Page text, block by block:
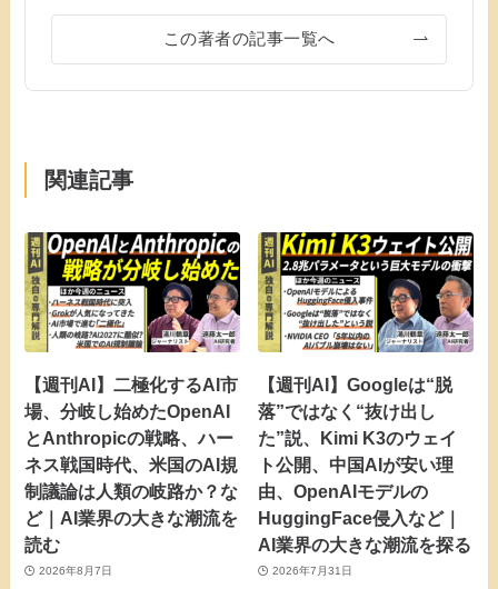
この著者の記事一覧へ
関連記事
【週刊AI】二極化するAI市
場、分岐し始めたOpenAI
とAnthropicの戦略、ハー
ネス戦国時代、米国のAI規
制議論は人類の岐路か？な
ど｜AI業界の大きな潮流を
読む
2026年8月7日
【週刊AI】Googleは“脱
落”ではなく“抜け出し
た”説、Kimi K3のウェイ
ト公開、中国AIが安い理
由、OpenAIモデルの
HuggingFace侵入など｜
AI業界の大きな潮流を探る
2026年7月31日